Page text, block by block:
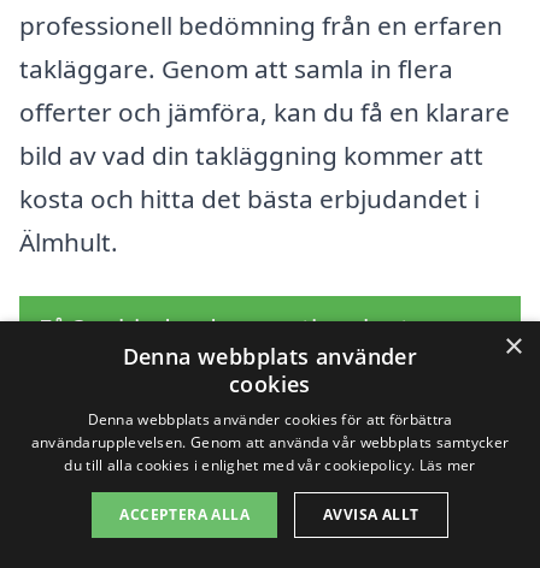
professionell bedömning från en erfaren
takläggare. Genom att samla in flera
offerter och jämföra, kan du få en klarare
bild av vad din takläggning kommer att
kosta och hitta det bästa erbjudandet i
Älmhult.
Få 3 erbjudanden, gratis och utan
förpliktelser
Sök efter en
×
Denna webbplats använder
cookies
Denna webbplats använder cookies för att förbättra
användarupplevelsen. Genom att använda vår webbplats samtycker
du till alla cookies i enlighet med vår cookiepolicy. Läs mer
ACCEPTERA ALLA AVVISA ALLT